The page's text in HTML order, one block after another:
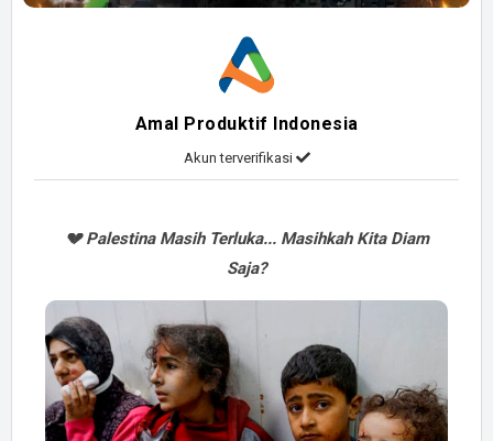
Amal Produktif Indonesia
Akun terverifikasi
💔 Palestina Masih Terluka... Masihkah Kita Diam
Saja?